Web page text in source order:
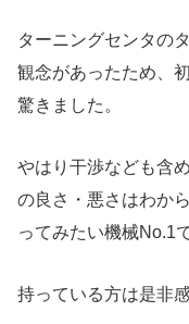
ターニングセンタの
観念があったため、
驚きました。
やはり干渉なども含
の良さ・悪さはわか
ってみたい機械No.1
持っている方は是非